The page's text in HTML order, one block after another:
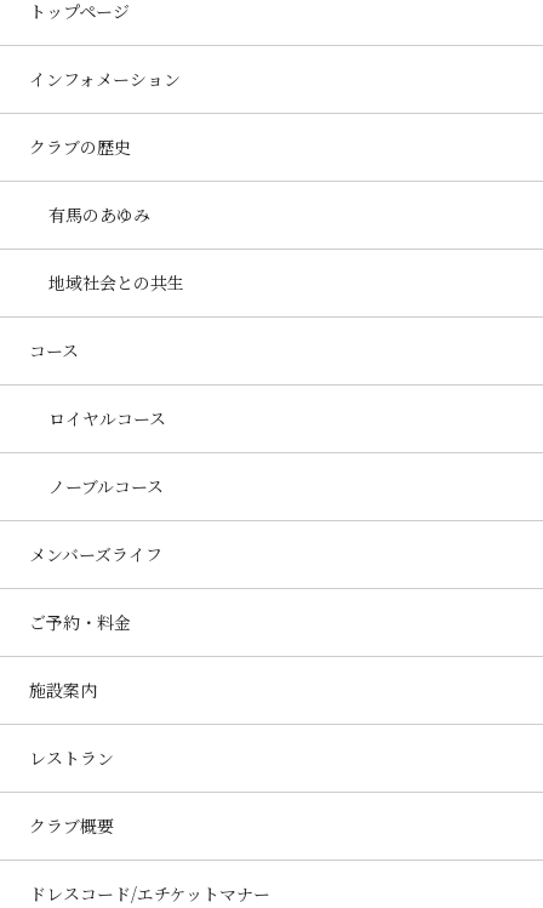
トップページ
インフォメーション
クラブの歴史
有馬のあゆみ
地域社会との共生
コース
ロイヤルコース
ノーブルコース
メンバーズライフ
ご予約・料金
施設案内
レストラン
クラブ概要
ドレスコード/エチケットマナー